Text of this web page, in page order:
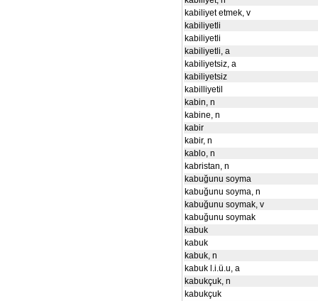
kabiliyet etmek, v
kabiliyetli
kabiliyetli
kabiliyetli, a
kabiliyetsiz, a
kabiliyetsiz
kabilliyetil
kabin, n
kabine, n
kabir
kabir, n
kablo, n
kabristan, n
kabuğunu soyma
kabuğunu soyma, n
kabuğunu soymak, v
kabuğunu soymak
kabuk
kabuk
kabuk, n
kabuk l.i.ü.u, a
kabukçuk, n
kabukçuk